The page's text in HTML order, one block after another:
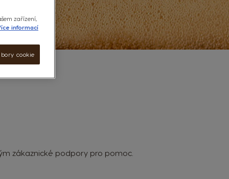
zákaznické podpory pro pomoc.
zařízení,
informací
cookie